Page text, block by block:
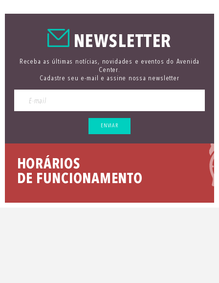
NEWSLETTER
Receba as últimas notícias, novidades e eventos do Avenida
Center.
Cadastre seu e-mail e assine nossa newsletter
ENVIAR
HORÁRIOS
DE FUNCIONAMENTO